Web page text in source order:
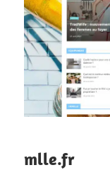
mlle.fr